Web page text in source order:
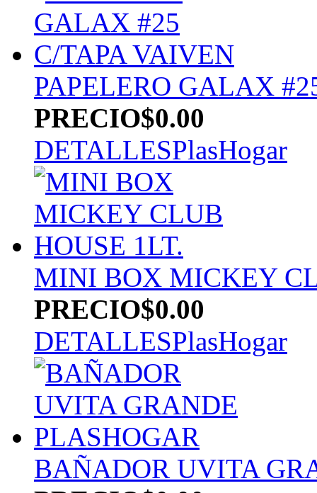
PAPELERO GALAX
PRECIO$0.00
DETALLESPlasHogar
MINI BOX MICKEY
PRECIO$0.00
DETALLESPlasHogar
BAÑADOR UVITA